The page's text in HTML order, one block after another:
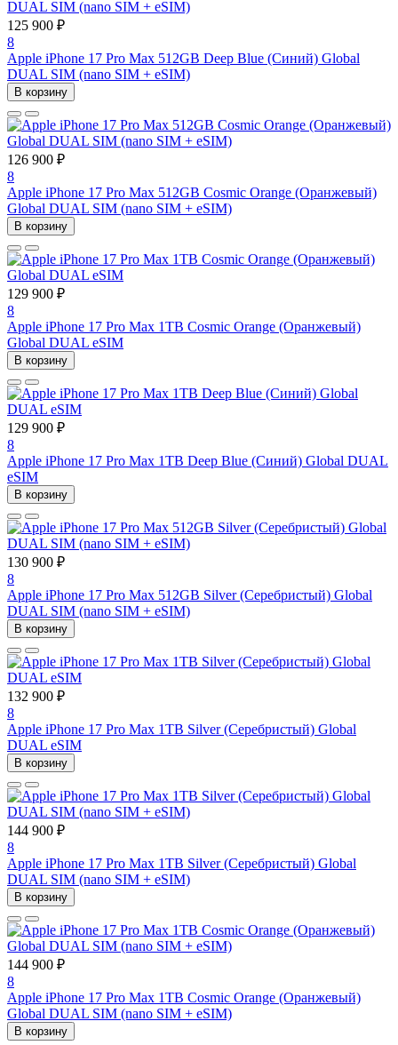
125 900 ₽
8
Apple iPhone 17 Pro Max 512GB Deep Blue (Синий) Global
DUAL SIM (nano SIM + eSIM)
В корзину
126 900 ₽
8
Apple iPhone 17 Pro Max 512GB Cosmic Orange (Оранжевый)
Global DUAL SIM (nano SIM + eSIM)
В корзину
129 900 ₽
8
Apple iPhone 17 Pro Max 1TB Cosmic Orange (Оранжевый)
Global DUAL eSIM
В корзину
129 900 ₽
8
Apple iPhone 17 Pro Max 1TB Deep Blue (Синий) Global DUAL
eSIM
В корзину
130 900 ₽
8
Apple iPhone 17 Pro Max 512GB Silver (Серебристый) Global
DUAL SIM (nano SIM + eSIM)
В корзину
132 900 ₽
8
Apple iPhone 17 Pro Max 1TB Silver (Серебристый) Global
DUAL eSIM
В корзину
144 900 ₽
8
Apple iPhone 17 Pro Max 1TB Silver (Серебристый) Global
DUAL SIM (nano SIM + eSIM)
В корзину
144 900 ₽
8
Apple iPhone 17 Pro Max 1TB Cosmic Orange (Оранжевый)
Global DUAL SIM (nano SIM + eSIM)
В корзину